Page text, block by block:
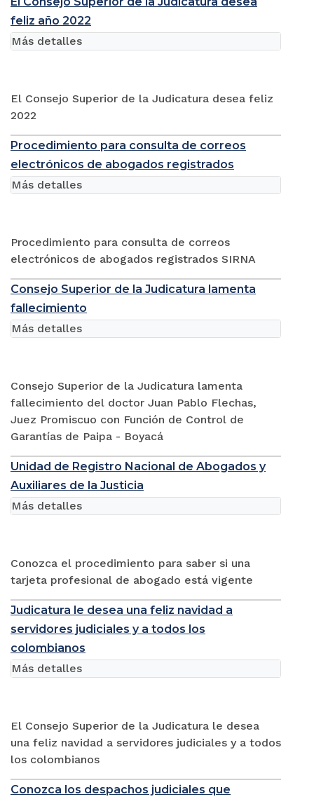
feliz año 2022
El Consejo Superior de la Judicatura desea feliz
2022
Más detalles
Procedimiento para consulta de correos
electrónicos de abogados registrados
Procedimiento para consulta de correos
electrónicos de abogados registrados SIRNA
Más detalles
Consejo Superior de la Judicatura lamenta
fallecimiento
Consejo Superior de la Judicatura lamenta
fallecimiento del doctor Juan Pablo Flechas,
Juez Promiscuo con Función de Control de
Garantías de Paipa - Boyacá
Más detalles
Unidad de Registro Nacional de Abogados y
Auxiliares de la Justicia
Conozca el procedimiento para saber si una
tarjeta profesional de abogado está vigente
Más detalles
Judicatura le desea una feliz navidad a
servidores judiciales y a todos los
colombianos
El Consejo Superior de la Judicatura le desea
una feliz navidad a servidores judiciales y a todos
los colombianos
Más detalles
Conozca los despachos judiciales que